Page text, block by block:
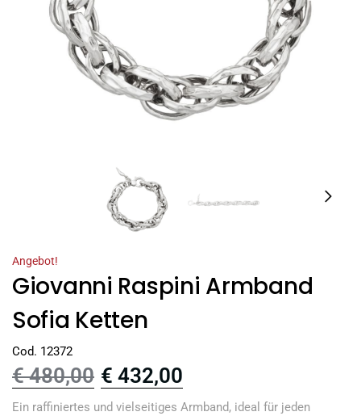
Angebot!
Giovanni Raspini Armband
Sofia Ketten
Cod. 12372
€480,00 € 432,00
Ein raffiniertes und vielseitiges Armband, ideal für jeden